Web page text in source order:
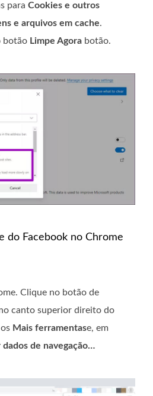
para Cookies e outros
e arquivos em cache.
botão Limpe Agora botão.
do Facebook no Chrome
Clique no botão de
canto superior direito do
Mais ferramentase, em
dados de navegação…